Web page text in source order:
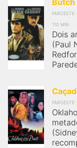
FAROESTE
110 MIN
Dois
(Paul
FAROESTE